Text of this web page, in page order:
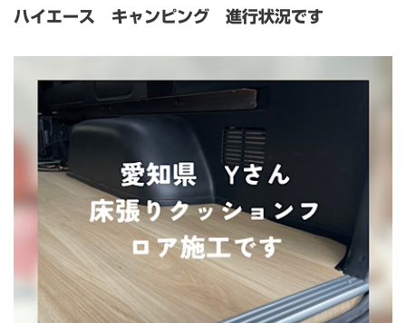
ハイエース キャンピング 進行状況です